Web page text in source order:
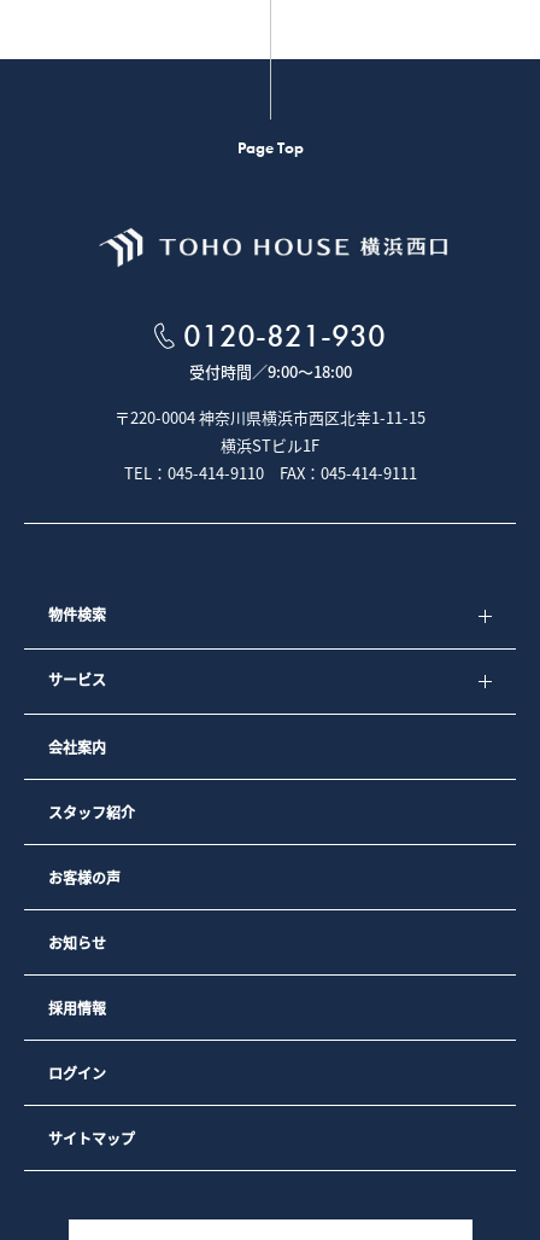
Page Top
0120-821-930
受付時間／9:00～18:00
〒220-0004 神奈川県横浜市西区北幸1-11-15
横浜STビル1F
TEL：045-414-9110 FAX：045-414-9111
物件検索
サービス
会社案内
スタッフ紹介
お客様の声
お知らせ
採用情報
ログイン
サイトマップ